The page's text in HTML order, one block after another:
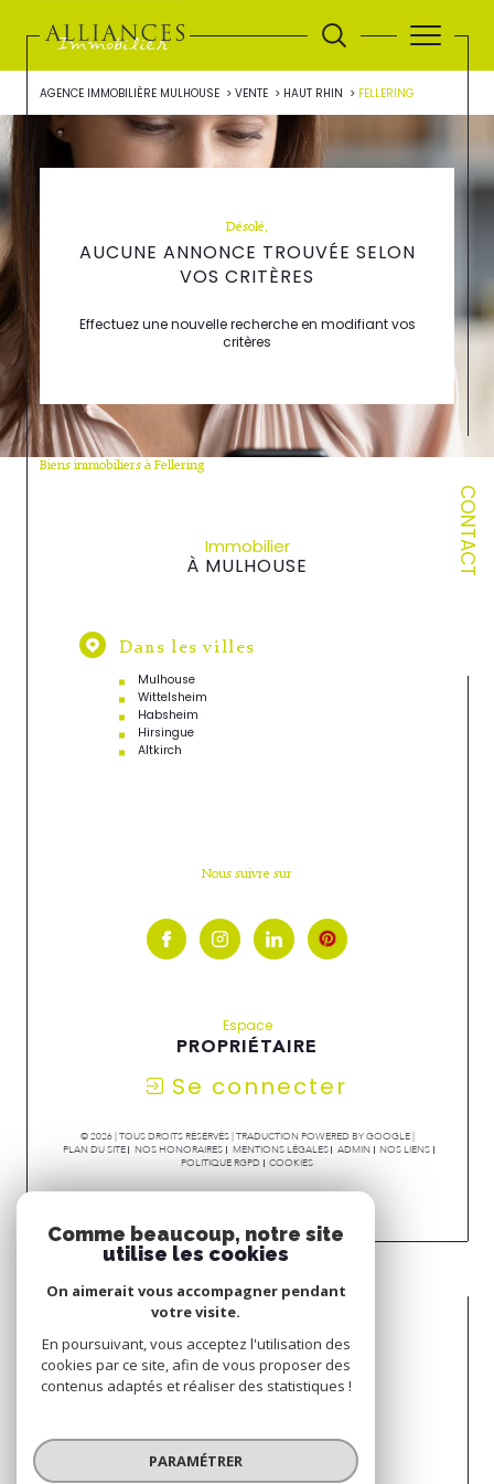
CONTACT
AGENCE IMMOBILIÈRE MULHOUSE VENTE HAUT RHIN FELLERING
Désolé,
AUCUNE ANNONCE TROUVÉE SELON
VOS CRITÈRES
Effectuez une nouvelle recherche en modifiant vos
critères
Biens immobiliers à Fellering
Immobilier
À MULHOUSE
Dans les villes
Mulhouse
Wittelsheim
Habsheim
Hirsingue
Altkirch
Nous suivre sur
Espace
PROPRIÉTAIRE
Se connecter
© 2026 | TOUS DROITS RÉSERVÉS | TRADUCTION POWERED BY GOOGLE |
PLAN DU SITE
NOS HONORAIRES MENTIONS LÉGALES ADMIN
NOS LIENS
POLITIQUE RGPD
COOKIES
Comme beaucoup, notre site
utilise les cookies
On aimerait vous accompagner pendant
votre visite.
En poursuivant, vous acceptez l'utilisation des
cookies par ce site, afin de vous proposer des
contenus adaptés et réaliser des statistiques !
PARAMÉTRER